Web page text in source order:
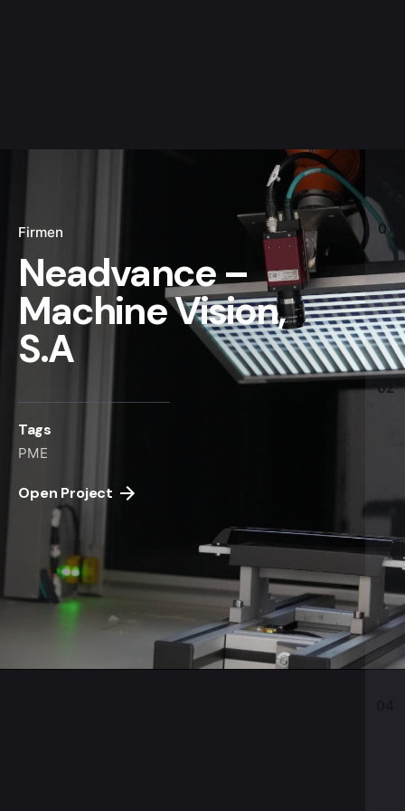
01
02
03
Firmen
Neadvance –
Machine Vision,
S.A
Tags
PME
Open Project